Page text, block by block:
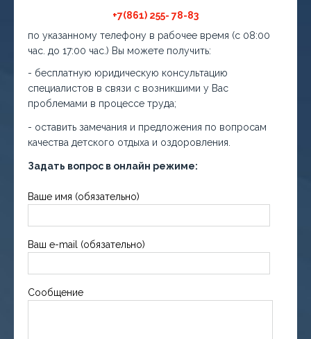
+7(861) 255- 78-83
по указанному телефону в рабочее время (с 08:00
час. до 17:00 час.) Вы можете получить:
- бесплатную юридическую консультацию
специалистов в связи с возникшими у Вас
проблемами в процессе труда;
- оставить замечания и предложения по вопросам
качества детского отдыха и оздоровления.
Задать вопрос в онлайн режиме:
Ваше имя (обязательно)
Ваш e-mail (обязательно)
Сообщение